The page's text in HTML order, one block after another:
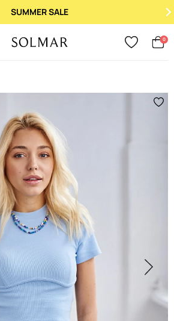
SUMMER SALE
0